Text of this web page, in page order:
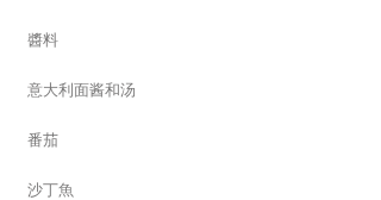
醬料
意大利面酱和汤
番茄
沙丁魚